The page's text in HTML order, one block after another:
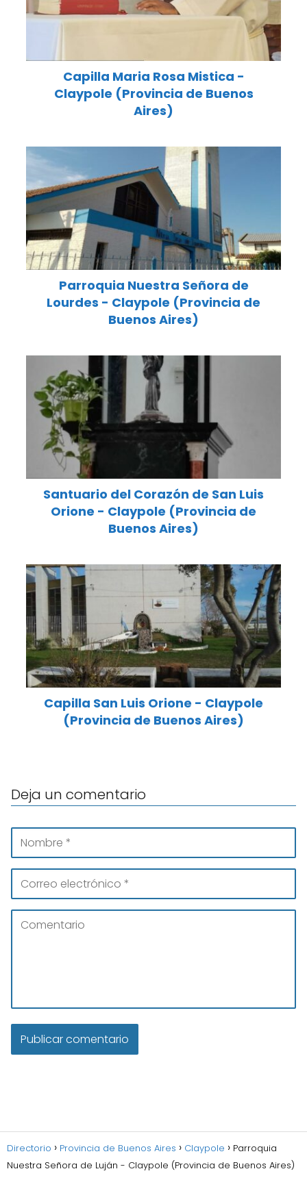
Capilla Maria Rosa Mistica -
Claypole (Provincia de Buenos
Aires)
Parroquia Nuestra Señora de
Lourdes - Claypole (Provincia de
Buenos Aires)
Santuario del Corazón de San Luis
Orione - Claypole (Provincia de
Buenos Aires)
Capilla San Luis Orione - Claypole
(Provincia de Buenos Aires)
Deja un comentario
Directorio Provincia de Buenos Aires Claypole
Parroquia
Nuestra Señora de Luján - Claypole (Provincia de Buenos Aires)